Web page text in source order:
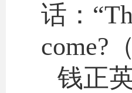
话：
come?
钱正